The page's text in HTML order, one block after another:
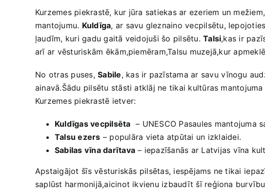
Kurzemes piekrastē, kur jūra satiekas ar ezeriem‌ un
mantojumu. Kuldīga, ar savu gleznaino vecpilsētu,
ļaudīm, kuri gadu gaitā​ veidojuši šo pilsētu.Talsi,kas ir
arī ar vēsturiskām⁤ ēkām,piemēram,Talsu muzejā,kur⁣
No⁣ otras puses,Sabile, kas ir pazīstama ar savu ⁢vīnogu
ainavā.Šādu pilsētu stāsti atklāj ne tikai kultūras
Kurzemes​ piekrastē ietver:
Kuldīgas vecpilsēta
– UNESCO Pasaules mantojuma
Talsu ezers – populāra vieta ‌atpūtai un izklaidei.
Sabilas vīna darītava – iepazīšanās ar Latvijas vīna
Apstaigājot ⁣šīs vēsturiskās‌ pilsētas, iespējams ne tikai
saplūst harmonijā,aicinot ikvienu izbaudīt‌ šī reģiona